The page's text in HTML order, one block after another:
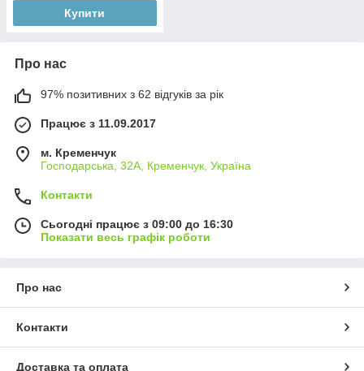
Купити
Про нас
97% позитивних з 62 відгуків за рік
Працює з 11.09.2017
м. Кременчук
Господарська, 32А, Кременчук, Україна
Контакти
Сьогодні працює з 09:00 до 16:30
Показати весь графік роботи
Про нас
Контакти
Доставка та оплата